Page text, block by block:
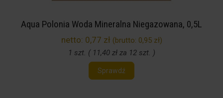
Aqua Polonia Woda Mineralna Niegazowana, 0,5L
netto: 0,77 zł (brutto: 0,95 zł)
1 szt. ( 11,40 zł za 12 szt. )
Sprawdź